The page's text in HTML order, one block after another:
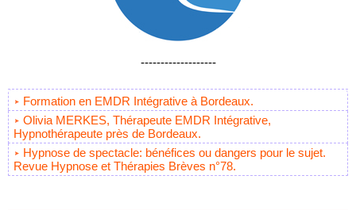
-------------------
Formation en EMDR Intégrative à Bordeaux.
Olivia MERKES, Thérapeute EMDR Intégrative,
Hypnothérapeute près de Bordeaux.
Hypnose de spectacle: bénéfices ou dangers pour le sujet.
Revue Hypnose et Thérapies Brèves n°78.